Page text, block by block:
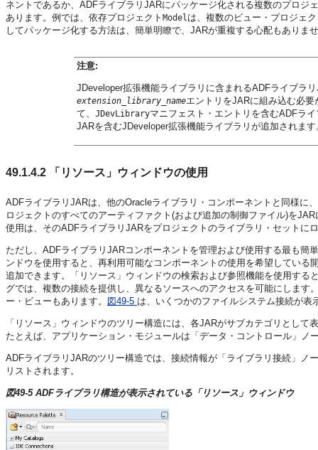
ネントであるか、ADFライブラリJARにパッケージ化される複数のプロ
あります。例では、依存プロジェクト Modelは、複数のビュー・プロジェ
してパッケージ化する方法は、簡単明瞭で、JARが重複する心配もありま
注意:
JDeveloper拡張機能ライブラリに含まれるADFライブラ
extension_library_nameエントリをJARに組み込む必
て、 JDevLibraryマニフェスト・エントリを含むADFラ
JARを含むJDeveloper拡張機能ライブラリが追加されます
49.1.4.2 「リソース」ウィンドウの使用
ADFライブラリJARは、他のOracleライブラリ・コンポーネントと同様に
ロジェクトのすべてのアーティファクト(および追加の制御ファイル)を
使用は、そのADFライブラリJARをプロジェクトのライブラリ・セットに
ただし、ADFライブラリJARコンポーネントを管理および使用する最も
ンドウを使用すると、再利用可能なコンポーネントの使用を希望してい
追加できます。「リソース」ウィンドウの検索および参照機能を使用す
グでは、複数の接続を提供し、異なるソースへのアクセスを可能にしま
ー・ビューもあります。
図49-5 は、いくつかのファイルシステム接続が
「リソース」ウィンドウのツリー構造には、各JARがサブカテゴリとし
たとえば、アプリケーション・モジュールは「データ・コントロール」
ADFライブラリJARのツリー構造では、接続情報が「ライブラリ接続」
リストされます。
図49-5 ADFライブラリ構造が表示されている「リソース」ウィンドウ